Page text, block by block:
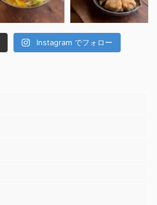
Instagram でフォロー